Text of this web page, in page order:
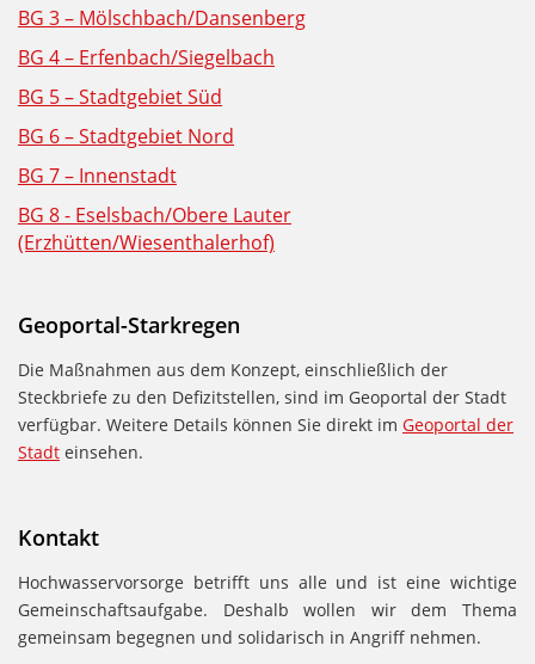
BG 3 – Mölschbach/Dansenberg
BG 4 – Erfenbach/Siegelbach
BG 5 – Stadtgebiet Süd
BG 6 – Stadtgebiet Nord
BG 7 – Innenstadt
BG 8 - Eselsbach/Obere Lauter
(Erzhütten/Wiesenthalerhof)
Geoportal-Starkregen
Die Maßnahmen aus dem Konzept, einschließlich der
Steckbriefe zu den Defizitstellen, sind im Geoportal der Stadt
verfügbar. Weitere Details können Sie direkt im Geoportal der
Stadt einsehen.
Kontakt
Hochwasservorsorge betrifft uns alle und ist eine wichtige
Gemeinschaftsaufgabe. Deshalb wollen wir dem Thema
gemeinsam begegnen und solidarisch in Angriff nehmen.